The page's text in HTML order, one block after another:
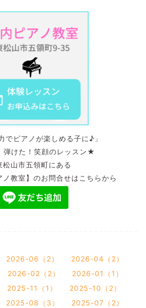
ノが楽しめる子に♪」
！笑顔のレッスン★
町にある
】のお問合せはこちらから
2026-06（2）
2026-04（2）
2026-02（2）
2026-01（1）
2025-11（1）
2025-10（2）
2025-08（3）
2025-07（2）